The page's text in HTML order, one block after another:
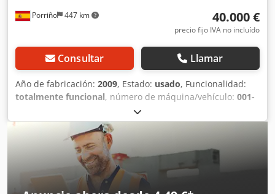
Porriño 447 km 40.000 €
precio fijo IVA no incluído
Consultar Llamar
Año de fabricación: 2009, Estado: usado, Funcionalidad:
totalmente funcional, número de máquina/vehículo: 001-
, LÍNEA DE CLASIFICACIÓN DE METALES MAPSFERA 1
09, compuesta por un alimentador vibrante, cinta
transportadora, polea magnética de cabeza y separador de
corrientes de Foucault (eddy current), diseñada para la
separación automática eficiente y la recuperación de
metales férreos y no férreos en aplicaciones industriales
de reciclaje. Chedpfx Aszbtrzeguea • Fabricante: